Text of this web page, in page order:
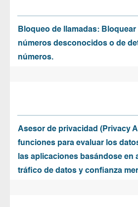
Bloqueo de llamadas: Bloquear
números desconocidos o de
números.
Asesor de privacidad (Privacy
funciones para evaluar los
las aplicaciones basándose en
tráfico de datos y confianza